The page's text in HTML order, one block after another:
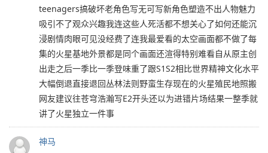
teenagers搞破坏老角色写无可写新角色塑造不出人物魅力
吸引不了观众兴趣我连这些人死活都不想关心了如何还能沉
浸剧情肉眼可见没经费了连我最爱看的太空画面都不做了每
集的火星基地外景都是同个画面还渲得特别难看自从原主创
出走之后一季比一季登味重了跟S1S2相比世界精神文化水平
大幅倒退直接退回丛林法则野蛮生存现在的火星殖民地照搬
网友建议往苍穹浩瀚写E2开头还以为进错片场结果一整季就
讲了火星独立一件事
神马